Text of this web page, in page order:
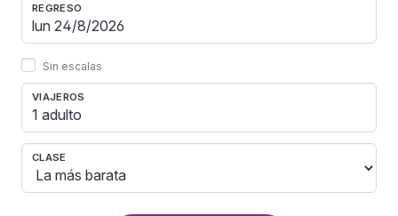
REGRESO
Sin escalas
VIAJEROS
1 adulto
CLASE